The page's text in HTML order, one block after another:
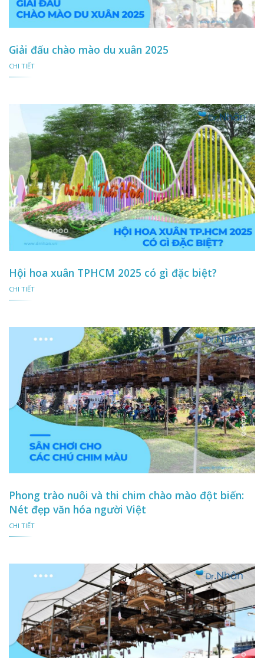
Giải đấu chào mào du xuân 2025
CHI TIẾT
Hội hoa xuân TPHCM 2025 có gì đặc biệt?
CHI TIẾT
Phong trào nuôi và thi chim chào mào đột biến:
Nét đẹp văn hóa người Việt
CHI TIẾT